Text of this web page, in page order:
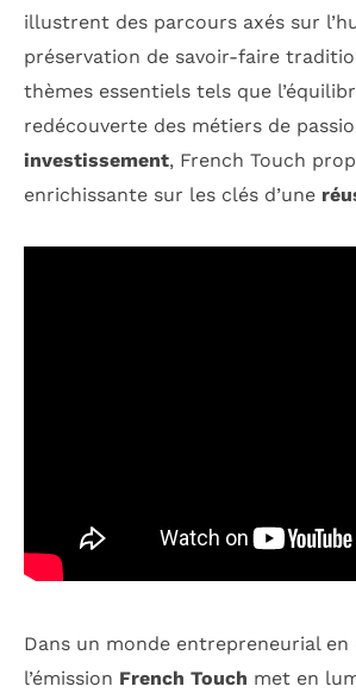
illustrent des parcours axés sur
préservation de savoir-faire
thèmes essentiels tels que
redécouverte des métiers de
investissement, French Touch
enrichissante sur les clés d’une
Dans un monde entrepreneurial
l’émission French Touch met en